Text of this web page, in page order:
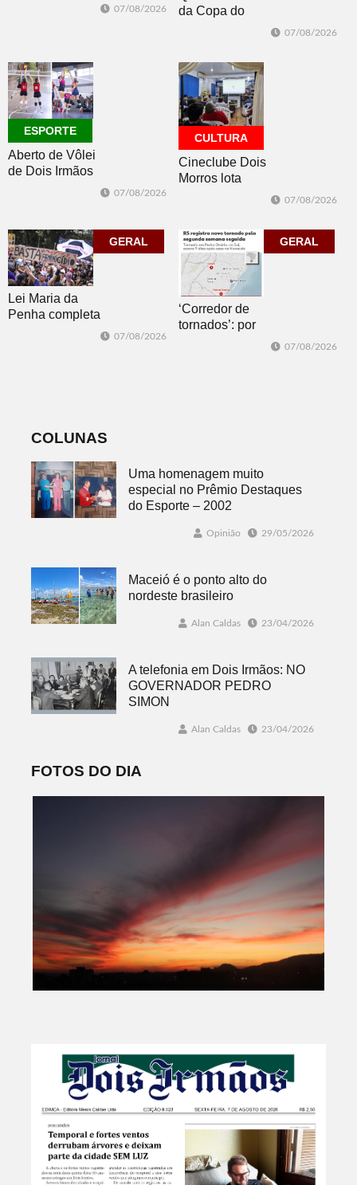
07/08/2026
da Copa do
Brasil 2026: veja
do sorteio
07/08/2026
ESPORTE
Aberto de Vôlei
de Dois Irmãos
jogos
07/08/2026
CULTURA
Cineclube Dois
Morros lota
corpo que cai”
07/08/2026
GERAL
Lei Maria da
Penha completa
07/08/2026
GERAL
‘Corredor de
tornados’: por
07/08/2026
COLUNAS
Uma homenagem muito
especial no Prêmio Destaques
do Esporte – 2002
Opinião 29/05/2026
Maceió é o ponto alto do
nordeste brasileiro
Alan Caldas 23/04/2026
A telefonia em Dois Irmãos: NO
GOVERNADOR PEDRO
SIMON
Alan Caldas 23/04/2026
FOTOS DO DIA